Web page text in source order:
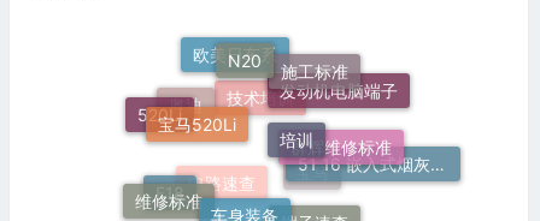
端子速查
车身装备
维修标准
F18电路速查
宝马
51 16 嵌入式烟灰缸托架
群辉维修标准
培训
宝马520Li
520Li
奥迪 技术培训
发动机电脑端子
施工标准
N20
欧美日车系